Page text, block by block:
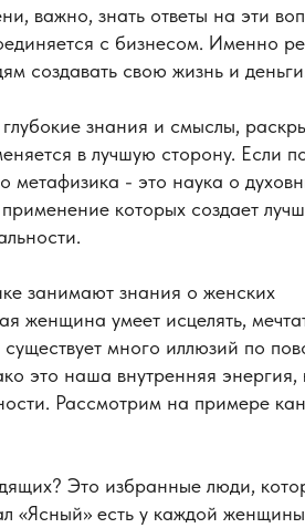
важно, знать ответы на эти
с бизнесом. Именно
создавать свою жизнь и
знания и смыслы,
в лучшую сторону. Если
метафизика - это наука о
которых создает
занимают знания о женских
женщина умеет исцелять,
много иллюзий по
это наша внутренняя энергия,
Рассмотрим на примере
Это избранные люди,
«Ясный» есть у каждой